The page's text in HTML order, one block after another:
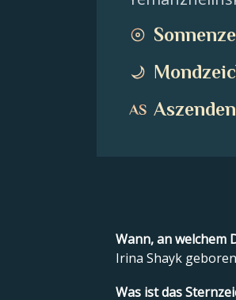
Wann, an welchem
Irina Shayk
Was ist das